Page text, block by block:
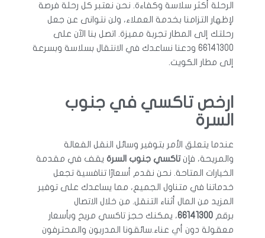
الرحلة أكثر سلاسة وكفاءة. نحن نعتبر كل رحلة فرصة
لإظهار التزامنا بخدمة العملاء، ولن نتوانى عن جعل
رحلتك إلى المطار تجربة مميزة. اتصل بنا الآن على
66141300 ودعنا نساعدك في الانتقال بسلاسة وبسرعة
إلى مطار الكويت.
ارخص تاكسي في جنوب
السرة
عندما يتعلق الأمر بتوفير وسائل النقل الفعالة
والمريحة، فإنتاكسي جنوب السرةيقف في مقدمة
الخيارات المتاحة. نحن نقدم أسعارًا تنافسية تجعل
خدماتنا في متناول الجميع، مما يساعدك على توفير
المزيد من المال أثناء التنقل. من خلال الاتصال
برقم 66141300، يمكنك حجز تاكسي مريح وبأسعار
معقولة دون أي عناء.سائقونا المدربون والمحترفون